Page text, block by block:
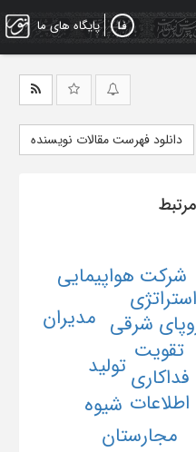
پایگاه های ما
دانلود فهرست مقالات نویسنده
تقویت
فداکاری
شرقی
استراتژی
اطلاعات
تولید
شرکت هواپیمایی
شیوه
مجارستان
مدیران